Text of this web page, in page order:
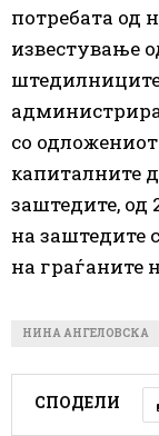
потребата од
известување
со
капиталните
заштедите, од
на заштедите
на граѓаните
НИНА АНГЕЛОВСКА
СПОДЕЛИ